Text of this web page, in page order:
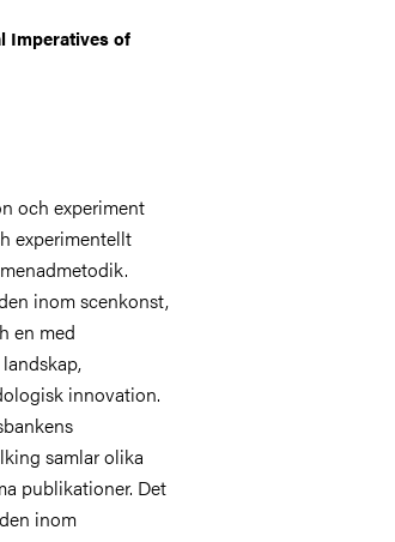
Imperatives of
och experiment
experimentellt
inom scenkonst,
en med
innovation.
samlar olika
publikationer. Det
inom